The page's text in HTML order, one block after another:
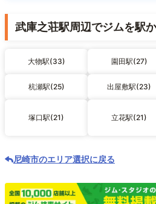
武庫之荘駅周辺でジムを駅
大物駅(33) 園田駅(27)
杭瀬駅(25) 出屋敷駅(23)
塚口駅(21) 立花駅(21)
尼崎市のエリア選択に戻る